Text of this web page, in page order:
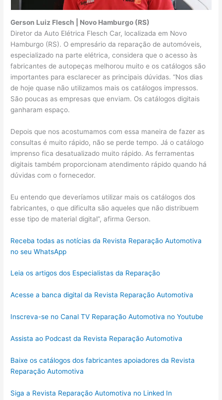
Gerson Luiz Flesch | Novo Hamburgo (RS)
Diretor da Auto Elétrica Flesch Car, localizada em Novo
Hamburgo (RS). O empresário da reparação de automóveis,
especializado na parte elétrica, considera que o acesso às
fabricantes de autopeças melhorou muito e os catálogos são
importantes para esclarecer as principais dúvidas. “Nos dias
de hoje quase não utilizamos mais os catálogos impressos.
São poucas as empresas que enviam. Os catálogos digitais
ganharam espaço.
Depois que nos acostumamos com essa maneira de fazer as
consultas é muito rápido, não se perde tempo. Já o catálogo
imprenso fica desatualizado muito rápido. As ferramentas
digitais também proporcionam atendimento rápido quando há
dúvidas com o fornecedor.
Eu entendo que deveríamos utilizar mais os catálogos dos
fabricantes, o que dificulta são aqueles que não distribuem
esse tipo de material digital”, afirma Gerson.
Receba todas as notícias da Revista Reparação Automotiva
no seu WhatsApp
Leia os artigos dos Especialistas da Reparação
Acesse a banca digital da Revista Reparação Automotiva
Inscreva-se no Canal TV Reparação Automotiva no Youtube
Assista ao Podcast da Revista Reparação Automotiva
Baixe os catálogos dos fabricantes apoiadores da Revista
Reparação Automotiva
Siga a Revista Reparação Automotiva no Linked In